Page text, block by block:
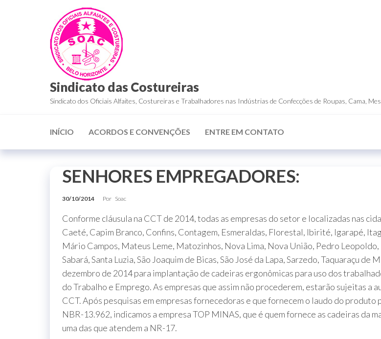
Sindicato das Costureiras
Sindicato dos Oficiais Alfaites, Costureiras e Trabalhadores nas Indústrias de Confecções de Roupas, Cama,
INÍCIO ACORDOS E CONVENÇÕES ENTRE EM CONTATO
SENHORES EMPREGADORES:
30/10/2014 Por Soac
Conforme cláusula na CCT de 2014, todas as empresas do setor e localizadas nas
Caeté, Capim Branco, Confins, Contagem, Esmeraldas, Florestal, Ibirité, Igarapé,
Mário Campos, Mateus Leme, Matozinhos, Nova Lima, Nova União, Pedro
Sabará, Santa Luzia, São Joaquim de Bicas, São José da Lapa, Sarzedo, Taquaraçu
dezembro de 2014 para implantação de cadeiras ergonômicas para uso dos
do Trabalho e Emprego. As empresas que assim não procederem, estarão sujeitas a
CCT. Após pesquisas em empresas fornecedoras e que fornecem o laudo do
NBR-13.962, indicamos a empresa TOP MINAS, que é quem fornece as cadeiras da
uma das que atendem a NR-17.